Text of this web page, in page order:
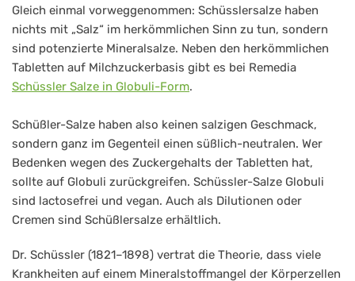
Gleich einmal vorweggenommen: Schüsslersalze haben
nichts mit „Salz“ im herkömmlichen Sinn zu tun, sondern
sind potenzierte Mineralsalze. Neben den herkömmlichen
Tabletten auf Milchzuckerbasis gibt es bei Remedia
Schüssler Salze in Globuli-Form.
Schüßler-Salze haben also keinen salzigen Geschmack,
sondern ganz im Gegenteil einen süßlich-neutralen. Wer
Bedenken wegen des Zuckergehalts der Tabletten hat,
sollte auf Globuli zurückgreifen. Schüssler-Salze Globuli
sind lactosefrei und vegan. Auch als Dilutionen oder
Cremen sind Schüßlersalze erhältlich.
Dr. Schüssler (1821–1898) vertrat die Theorie, dass viele
Krankheiten auf einem Mineralstoffmangel der Körperzellen